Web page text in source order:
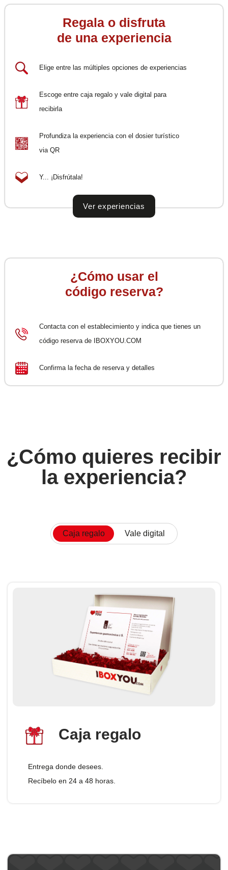
Regala o disfruta
de una experiencia
Elige entre las múltiples opciones de experiencias
Escoge entre caja regalo y vale digital para
recibirla
Profundiza la experiencia con el dosier turístico
via QR
Y... ¡Disfrútala!
Ver experiencias
¿Cómo usar el
código reserva?
Contacta con el establecimiento y indica que tienes un
código reserva de IBOXYOU.COM
Confirma la fecha de reserva y detalles
¿Cómo quieres recibir
la experiencia?
Caja regalo Vale digital
Caja regalo
Entrega donde desees.
Recíbelo en 24 a 48 horas.